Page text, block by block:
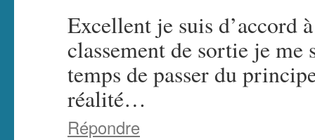
Excellent je suis d’accord
classement de sortie je
temps de passer du
réalité…
Répondre